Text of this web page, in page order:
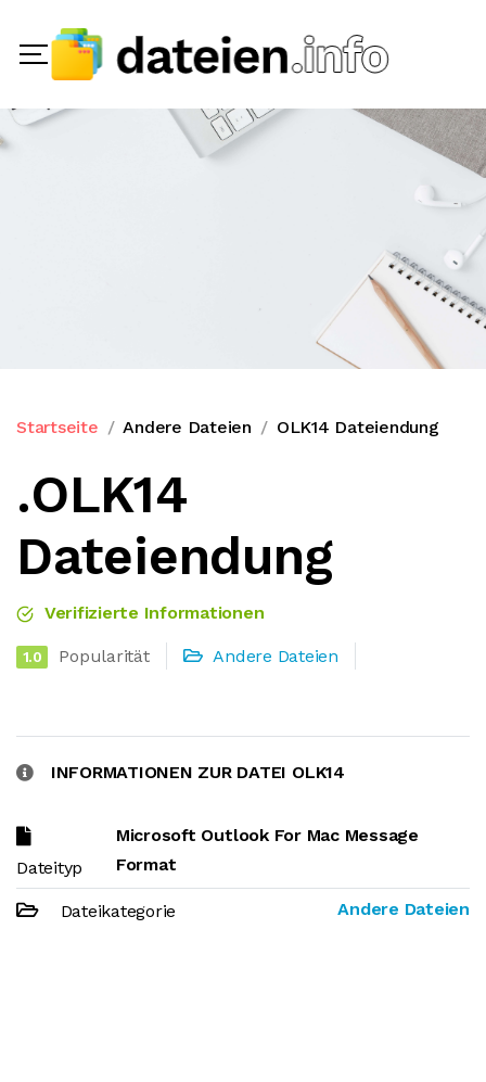
Startseite Andere Dateien OLK14 Dateiendung
.OLK14
Dateiendung
Verifizierte Informationen
1.0 Popularität Andere Dateien
INFORMATIONEN ZUR DATEI OLK14
Dateityp
Microsoft Outlook For Mac Message
Format
Dateikategorie Andere Dateien